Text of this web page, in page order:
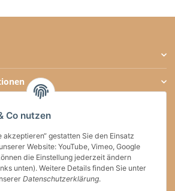
Co nutzen
akzeptieren“ gestatten Sie den Einsatz
Website: YouTube, Vimeo, Google
die Einstellung jederzeit ändern
unten). Weitere Details finden Sie unter
Datenschutzerklärung.